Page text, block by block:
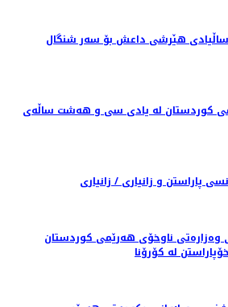
ساڵیادی هێرشی داعش بۆ سەر شنگال
کوردستان له‌ يادى سى و هه‌شت ساڵه‌ى
پاراستن و زانیاری / زانیاری
وەزارەتی ناوخۆی هەرێمی کوردستان
لە کۆرۆنا